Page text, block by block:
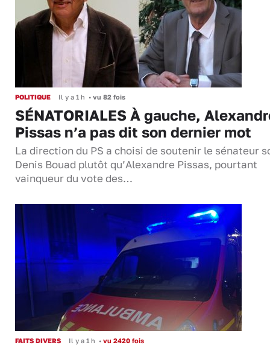
POLITIQUE Il y a 1 h • vu 82 fois
SÉNATORIALES À gauche,
Pissas n’a pas dit son dernier mot
La direction du PS a choisi de soutenir le sénateur
Denis Bouad plutôt qu’Alexandre Pissas, pourtant
vainqueur du vote des…
FAITS DIVERS Il y a 1 h • vu 2420 fois